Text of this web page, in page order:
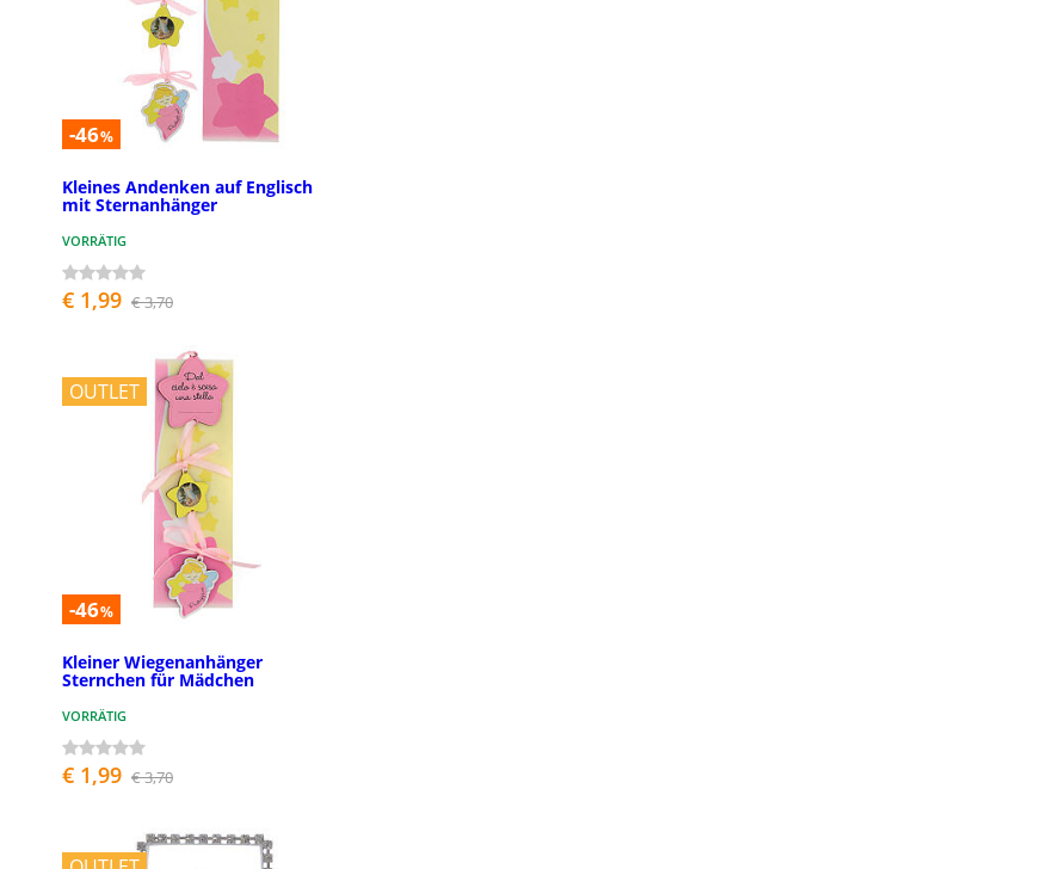
-46%
Kleines Andenken auf Englisch
mit Sternanhänger
VORRÄTIG
€ 1,99 € 3,70
OUTLET
-46%
Kleiner Wiegenanhänger
Sternchen für Mädchen
VORRÄTIG
€ 1,99 € 3,70